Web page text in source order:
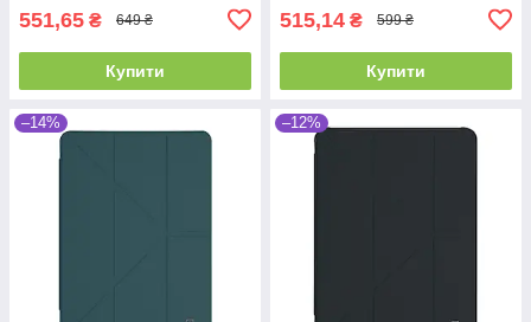
551,65 ₴ 649 ₴
Купити
515,14 ₴ 599 ₴
Купити
–14% –12%